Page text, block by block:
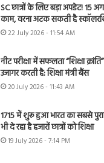
SC छात्रों के लिए बड़ा अपडेट! 15
काम, वरना अटक सकती है
22 July 2026 - 11:54 AM
नीट परीक्षा में सफलता “शिक्षा
उजागर करती है: शिक्षा मंत्री बैंस
20 July 2026 - 11:43 AM
1715 में शुरू हुआ भारत का सबसे
भी दे रहा है हजारों छात्रों को शिक्षा
19 July 2026 - 7:14 PM